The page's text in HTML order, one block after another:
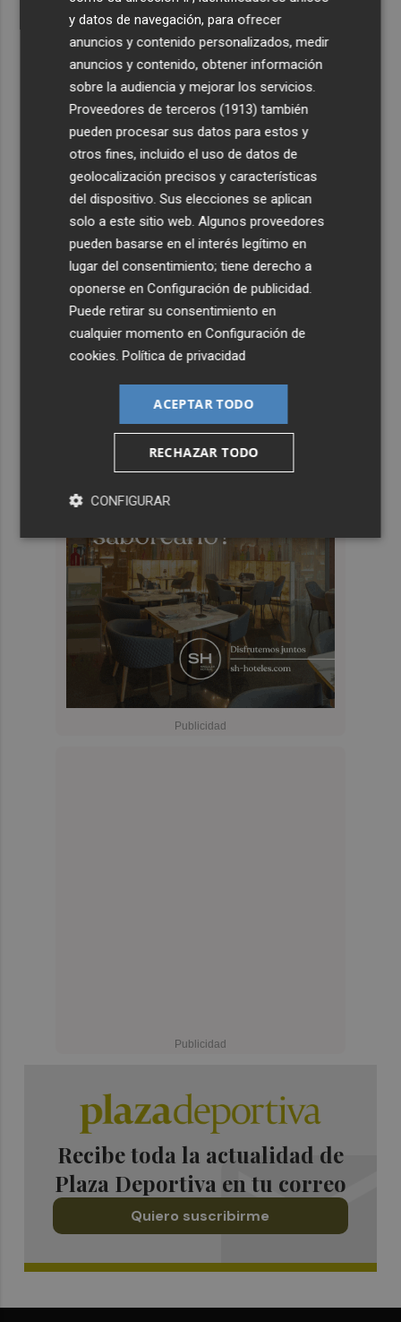
Recibe toda la actualidad de
Plaza Deportiva en tu correo
Quiero suscribirme
y datos de navegación, para ofrecer
anuncios y contenido personalizados, medir
anuncios y contenido, obtener información
sobre la audiencia y mejorar los servicios.
Proveedores de terceros (1913) también
pueden procesar sus datos para estos y
otros fines, incluido el uso de datos de
geolocalización precisos y características
del dispositivo. Sus elecciones se aplican
solo a este sitio web. Algunos proveedores
pueden basarse en el interés legítimo en
lugar del consentimiento; tiene derecho a
oponerse enConfiguración de publicidad.
Puede retirar su consentimiento en
cualquier momento enConfiguración de
cookies.Política de privacidad
ACEPTAR TODO
RECHAZAR TODO
CONFIGURAR